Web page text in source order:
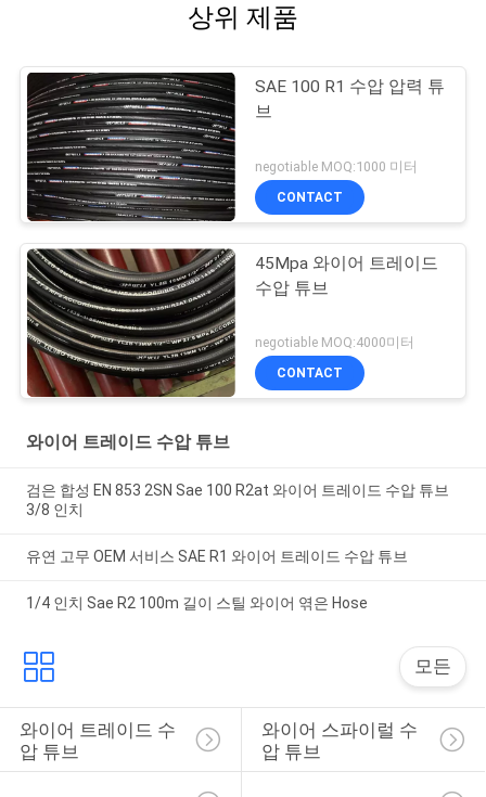
상위 제품
SAE 100 R1 수압 압력 튜
브
negotiable MOQ:1000 미터
CONTACT
45Mpa 와이어 트레이드
수압 튜브
negotiable MOQ:4000미터
CONTACT
와이어 트레이드 수압 튜브
검은 합성 EN 853 2SN Sae 100 R2at 와이어 트레이드 수압 튜브
3/8 인치
유연 고무 OEM 서비스 SAE R1 와이어 트레이드 수압 튜브
1/4 인치 Sae R2 100m 길이 스틸 와이어 엮은 Hose
모든
와이어 트레이드 수
압 튜브
와이어 스파이럴 수
압 튜브